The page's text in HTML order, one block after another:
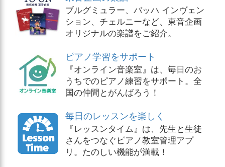
ブルグミュラー、バッハ インヴェン
ション、チェルニーなど、東音企画
オリジナルの楽譜をご紹介。
ピアノ学習をサポート
『オンライン音楽室』は、毎日のお
うちでのピアノ練習をサポート。全
国の仲間とがんばろう！
毎日のレッスンを楽しく
『レッスンタイム』は、先生と生徒
さんをつなぐピアノ教室管理アプ
リ。たのしい機能が満載！